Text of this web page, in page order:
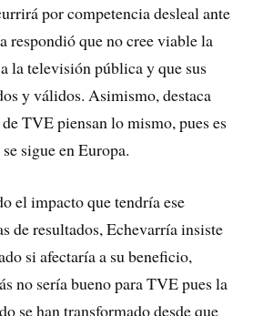
por competencia desleal ante
respondió que no cree viable la
la televisión pública y que sus
y válidos. Asimismo, destaca
TVE piensan lo mismo, pues es
sigue en Europa.
el impacto que tendría ese
de resultados, Echevarría insiste
si afectaría a su beneficio,
no sería bueno para TVE pues la
se han transformado desde que